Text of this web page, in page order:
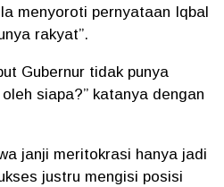
menyoroti pernyataan Iqbal
rakyat”.
Gubernur tidak punya
siapa?” katanya dengan
janji meritokrasi hanya jadi
justru mengisi posisi